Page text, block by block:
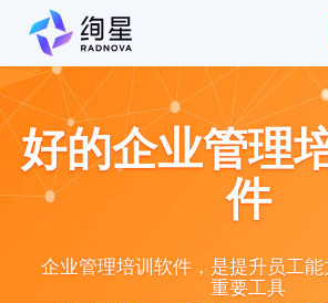
好的企业管理
件
企业管理培训软件，是提升员工
重要工具